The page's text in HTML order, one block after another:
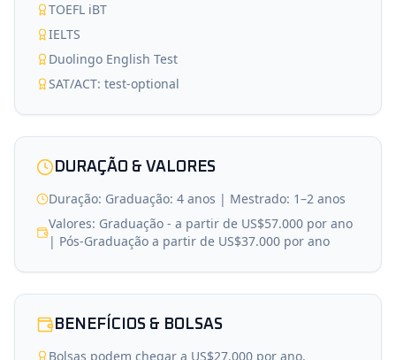
TOEFL iBT
IELTS
Duolingo English Test
SAT/ACT: test‑optional
DURAÇÃO & VALORES
Duração: Graduação: 4 anos | Mestrado: 1–2 anos
Valores: Graduação - a partir de US$57.000 por ano
| Pós-Graduação a partir de US$37.000 por ano
BENEFÍCIOS & BOLSAS
Bolsas podem chegar a US$27.000 por ano.